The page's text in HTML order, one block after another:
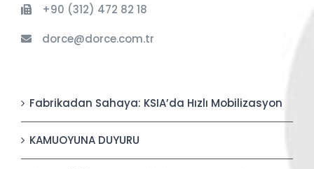
+90 (312) 472 82 18
dorce@dorce.com.tr
Fabrikadan Sahaya: KSIA’da Hızlı Mobilizasyon
KAMUOYUNA DUYURU